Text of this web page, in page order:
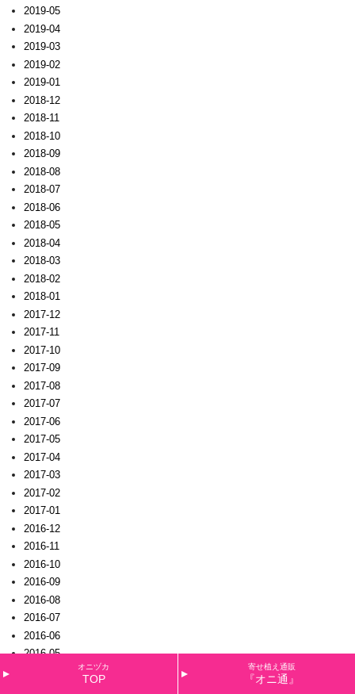
2019-05
2019-04
2019-03
2019-02
2019-01
2018-12
2018-11
2018-10
2018-09
2018-08
2018-07
2018-06
2018-05
2018-04
2018-03
2018-02
2018-01
2017-12
2017-11
2017-10
2017-09
2017-08
2017-07
2017-06
2017-05
2017-04
2017-03
2017-02
2017-01
2016-12
2016-11
2016-10
2016-09
2016-08
2016-07
2016-06
2016-05
オニヅカ
TOP
寄せ植え通販
『オニ通』